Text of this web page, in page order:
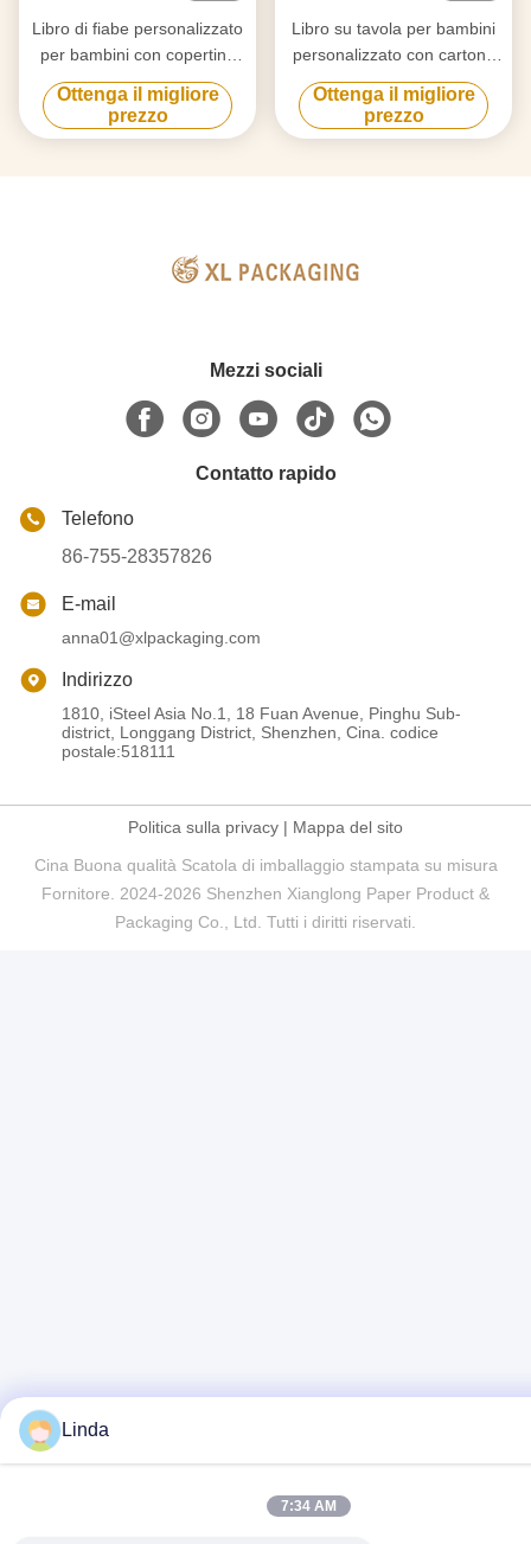
Libro di fiabe personalizzato
per bambini con copertina
morbida, stampa offset
CMYK a 4 colori e
laminazione opaca/lucida
Ottenga il migliore
prezzo
Libro su tavola per bambini
personalizzato con cartone
rigido di 1,5 mm di spessore,
inchiostro di soia non tossico
e pagine resistenti alle
Ottenga il migliore
prezzo
Mezzi sociali
Contatto rapido
Telefono
86-755-28357826
E-mail
anna01@xlpackaging.com
Indirizzo
1810, iSteel Asia No.1, 18 Fuan Avenue, Pinghu Sub-
district, Longgang District, Shenzhen, Cina. codice
postale:518111
Politica sulla privacy | Mappa del sito
Cina Buona qualità Scatola di imballaggio stampata su misura
Fornitore. 2024-2026 Shenzhen Xianglong Paper Product &
Packaging Co., Ltd. Tutti i diritti riservati.
Linda
7:34 AM